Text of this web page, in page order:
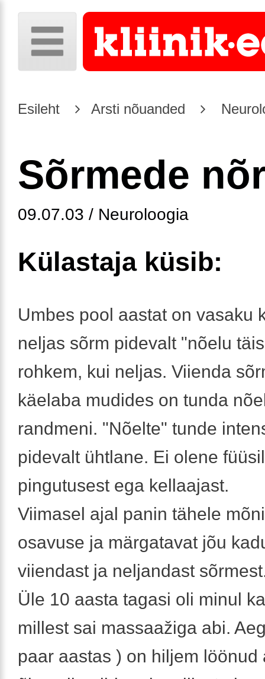
Esileht Arsti nõuanded
Sõrmede
09.07.03 / Neuroloogia
Külastaja küsib:
Umbes pool aastat on vasaku
neljas sõrm pidevalt "nõelu
rohkem, kui neljas. Viienda
käelaba mudides on tunda
randmeni. "Nõelte" tunde
pidevalt ühtlane. Ei olene
pingutusest ega kellaajast.
Viimasel ajal panin tähele
osavuse ja märgatavat jõu
viiendast ja neljandast
Üle 10 aasta tagasi oli minul
millest sai massaažiga abi.
paar aastas ) on hiljem löönud